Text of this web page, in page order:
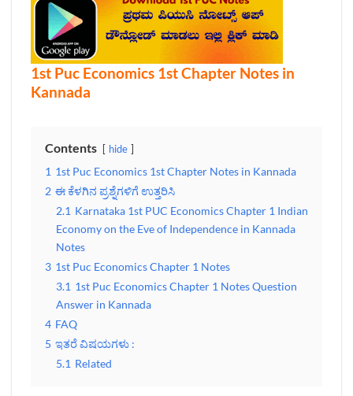
1st Puc Economics 1st Chapter Notes in
Kannada
Contents hide
1 1st Puc Economics 1st Chapter Notes in Kannada
2 ಈ ಕೆಳಗಿನ ಪ್ರಶ್ನೆಗಳಿಗೆ ಉತ್ತರಿಸಿ
2.1 Karnataka 1st PUC Economics Chapter 1 Indian
Economy on the Eve of Independence in Kannada
Notes
3 1st Puc Economics Chapter 1 Notes
3.1 1st Puc Economics Chapter 1 Notes Question
Answer in Kannada
4 FAQ
5 ಇತರೆ ವಿಷಯಗಳು :
5.1 Related